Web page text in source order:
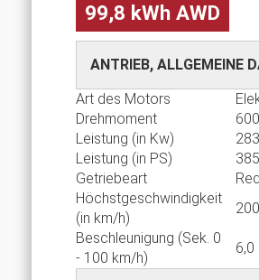
99,8 kWh AWD
ANTRIEB, ALLGEMEINE
Art des Motors
Drehmoment
Leistung (in Kw)
283
Leistung (in PS)
385
Getriebeart
Höchstgeschwindigkeit
(in km/h)
200
Beschleunigung (Sek. 0
- 100 km/h)
6,0